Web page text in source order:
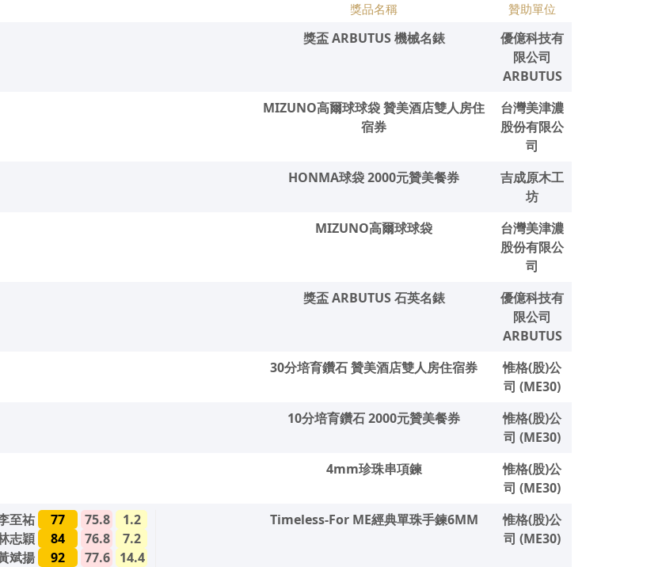
獎品名稱 贊助單位
獎盃 ARBUTUS 機械名錶
優億科技有
限公司
ARBUTUS
MIZUNO高爾球球袋 贊美酒店雙人房住
宿券
台灣美津濃
股份有限公
司
HONMA球袋 2000元贊美餐券
吉成原木工
坊
MIZUNO高爾球球袋
台灣美津濃
股份有限公
司
獎盃 ARBUTUS 石英名錶
優億科技有
限公司
ARBUTUS
30分培育鑽石 贊美酒店雙人房住宿券
惟格(股)公
司 (ME30)
10分培育鑽石 2000元贊美餐券
惟格(股)公
司 (ME30)
4mm珍珠串項鍊
惟格(股)公
司 (ME30)
至祐 77 75.8
1.2
志穎 84 76.8
7.2
斌揚 92 77.6 14.4
Timeless-For ME經典單珠手鍊6MM
惟格(股)公
司 (ME30)